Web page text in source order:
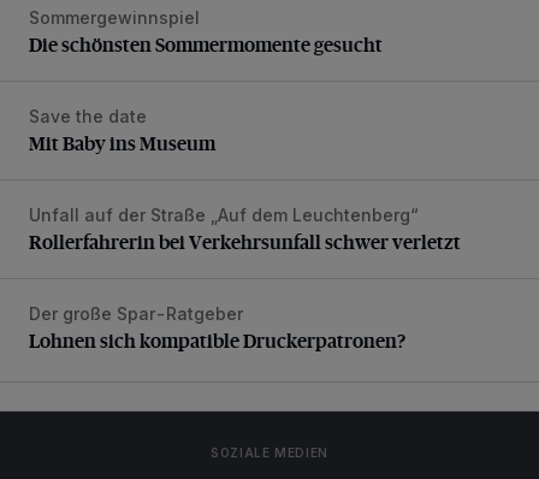
Die schönsten Sommermomente gesucht
Sommergewinnspiel
Die schönsten Sommermomente gesucht
Mit Baby ins Museum
Save the date
Mit Baby ins Museum
Rollerfahrerin bei Verkehrsunfall schwer verletzt
Unfall auf der Straße „Auf dem Leuchtenberg“
Rollerfahrerin bei Verkehrsunfall schwer verletzt
Lohnen sich kompatible Druckerpatronen?
Der große Spar-Ratgeber
Lohnen sich kompatible Druckerpatronen?
SOZIALE MEDIEN